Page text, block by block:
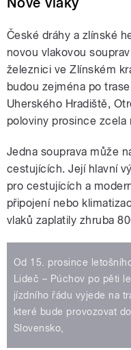
České dráhy a zlínské
novou vlakovou
železnici ve Zlínském
budou zejména po
Uherského Hradiště,
poloviny prosince zcela
Jedna souprava může
cestujících. Její hlavní
pro cestujících a
připojení nebo
vlaků zaplatily zhruba
Od 15. prosince
Lideč – Púchov po pěti
jízdního řádu vyjede na
které bude provozovat
Slovensko,